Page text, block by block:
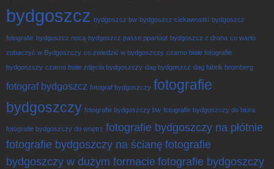
bydgoszcz bydgoszcz bw bydgoszcz ciekawostki bydgoszcz
fotografie bydgoszcz nocą bydgoszcz passe ppartout bydgoszcz z drona co warto
zobaczyć w Bydgoszczy co zwiedzić w bydgoszczy czarno białe fotografie
bydgoszczy czarno białe zdjęcia bydgoszczy dag bydgoszcz dag fabrik bromberg
fotograf bydgoszcz fotograf bydgoszczy fotografie
bydgoszczy fotografie bydgoszczy bw fotografie bydgoszczy do biura
fotografie bydgoszczy do wnętrz fotografie bydgoszczy na płótnie
fotografie bydgoszczy na ścianę fotografie
bydgoszczy w dużym formacie fotografie bydgoszczy